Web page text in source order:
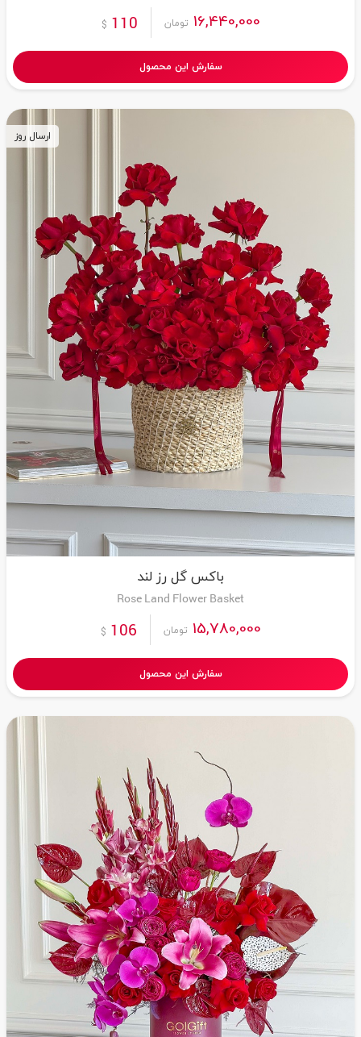
16,440,000 تومان 110
$
سفارش این محصول
باکس گل رز لند
Rose Land Flower Basket
15,780,000 تومان 106
$
سفارش این محصول
ارسال روز